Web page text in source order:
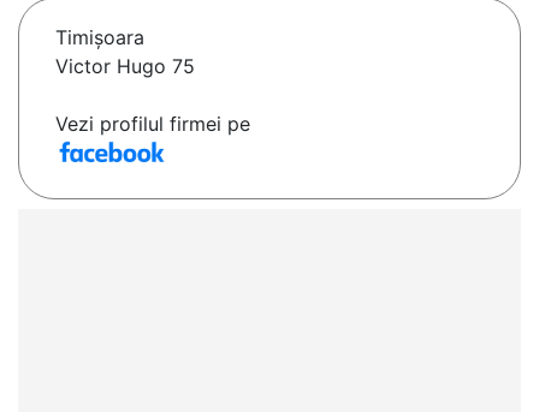
Timişoara
Victor Hugo 75
Vezi profilul firmei pe